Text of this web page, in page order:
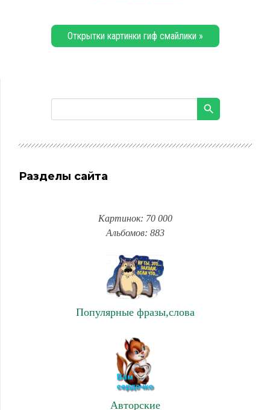
Открытки картинки гиф смайлики »
Разделы сайта
Картинок: 70 000
Альбомов: 883
Популярные фразы,слова
Авторские